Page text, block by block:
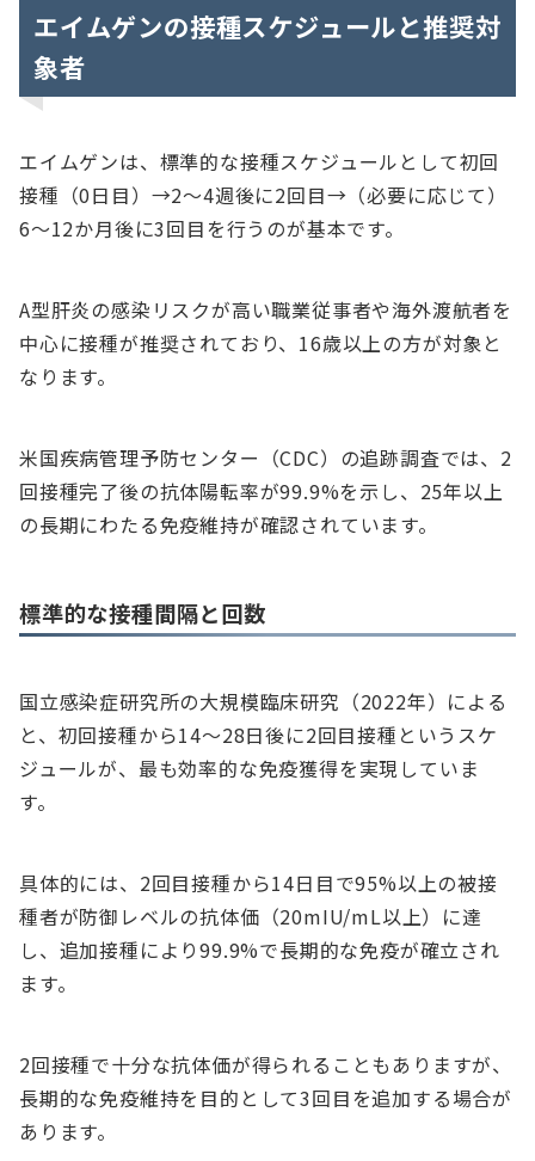
エイムゲンの接種スケジュールと推奨対
象者
エイムゲンは、標準的な接種スケジュールとして初回
接種（0日目）→2～4週後に2回目→（必要に応じて）
6～12か月後に3回目を行うのが基本です。
A型肝炎の感染リスクが高い職業従事者や海外渡航者を
中心に接種が推奨されており、16歳以上の方が対象と
なります。
米国疾病管理予防センター（CDC）の追跡調査では、2
回接種完了後の抗体陽転率が99.9%を示し、25年以上
の長期にわたる免疫維持が確認されています。
標準的な接種間隔と回数
国立感染症研究所の大規模臨床研究（2022年）による
と、初回接種から14～28日後に2回目接種というスケ
ジュールが、最も効率的な免疫獲得を実現していま
す。
具体的には、2回目接種から14日目で95%以上の被接
種者が防御レベルの抗体価（20mIU/mL以上）に達
し、追加接種により99.9%で長期的な免疫が確立され
ます。
2回接種で十分な抗体価が得られることもありますが、
長期的な免疫維持を目的として3回目を追加する場合が
あります。